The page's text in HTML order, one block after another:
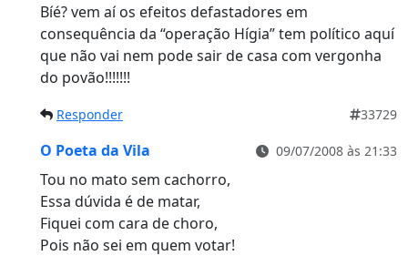
Bíé? vem aí os efeitos defastadores em
consequência da “operação Hígia” tem político aquí
que não vai nem pode sair de casa com vergonha
do povão!!!!!!!
Responder 33729
O Poeta da Vila 09/07/2008 às 21:33
Tou no mato sem cachorro,
Essa dúvida é de matar,
Fiquei com cara de choro,
Pois não sei em quem votar!